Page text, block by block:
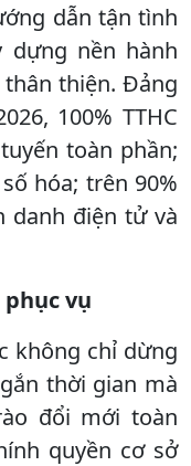
dẫn tận tình
nền hành
thiện. Đảng
100% TTHC
toàn phần;
hóa; trên 90%
danh điện tử và
vụ
không chỉ dừng
thời gian mà
đổi mới toàn
quyền cơ sở